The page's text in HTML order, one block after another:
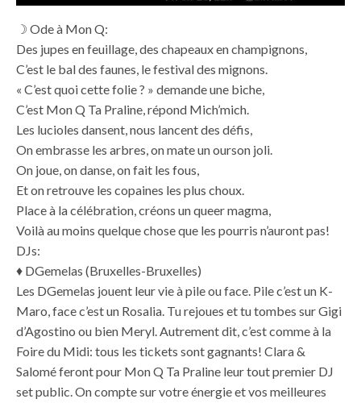
☽ Ode à Mon Q:
Des jupes en feuillage, des chapeaux en champignons,
C’est le bal des faunes, le festival des mignons.
« C’est quoi cette folie ? » demande une biche,
C’est Mon Q Ta Praline, répond Mich’mich.
Les lucioles dansent, nous lancent des défis,
On embrasse les arbres, on mate un ourson joli.
On joue, on danse, on fait les fous,
Et on retrouve les copaines les plus choux.
Place à la célébration, créons un queer magma,
Voilà au moins quelque chose que les pourris n’auront pas!
DJs:
♦︎ DGemelas (Bruxelles-Bruxelles)
Les DGemelas jouent leur vie à pile ou face. Pile c’est un K-
Maro, face c’est un Rosalia. Tu rejoues et tu tombes sur Gigi
d’Agostino ou bien Meryl. Autrement dit, c’est comme à la
Foire du Midi: tous les tickets sont gagnants! Clara &
Salomé feront pour Mon Q Ta Praline leur tout premier DJ
set public. On compte sur votre énergie et vos meilleures